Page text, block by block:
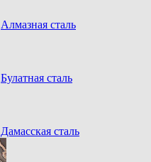
Алмазная сталь
Булатная сталь
Дамасская сталь